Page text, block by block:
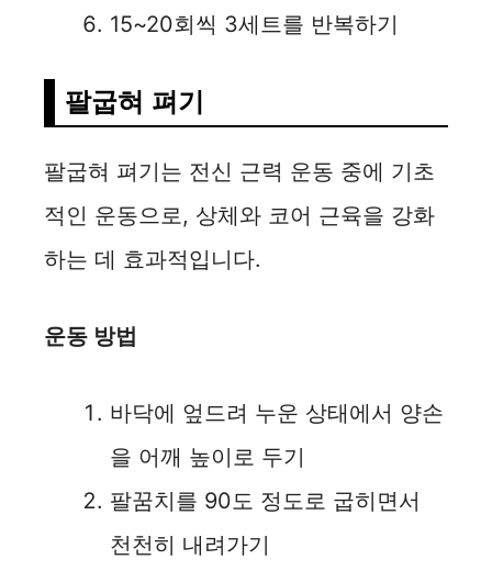
15~20회씩 3세트를 반복하기
팔굽혀 펴기
팔굽혀 펴기는 전신 근력 운동 중에 기초
적인 운동으로, 상체와 코어 근육을 강화
하는 데 효과적입니다.
운동 방법
바닥에 엎드려 누운 상태에서 양손
을 어깨 높이로 두기
팔꿈치를 90도 정도로 굽히면서
천천히 내려가기